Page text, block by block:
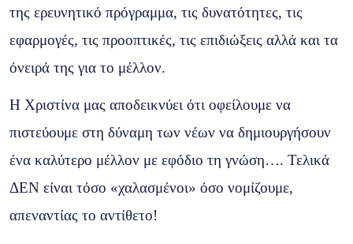
της ερευνητικό πρόγραμμα, τις δυνατότητες, τις
εφαρμογές, τις προοπτικές, τις επιδιώξεις αλλά και τα
όνειρά της για το μέλλον.
Η Χριστίνα μας αποδεικνύει ότι οφείλουμε να
πιστεύουμε στη δύναμη των νέων να δημιουργήσουν
ένα καλύτερο μέλλον με εφόδιο τη γνώση…. Τελικά
ΔΕΝ είναι τόσο «χαλασμένοι» όσο νομίζουμε,
απεναντίας το αντίθετο!